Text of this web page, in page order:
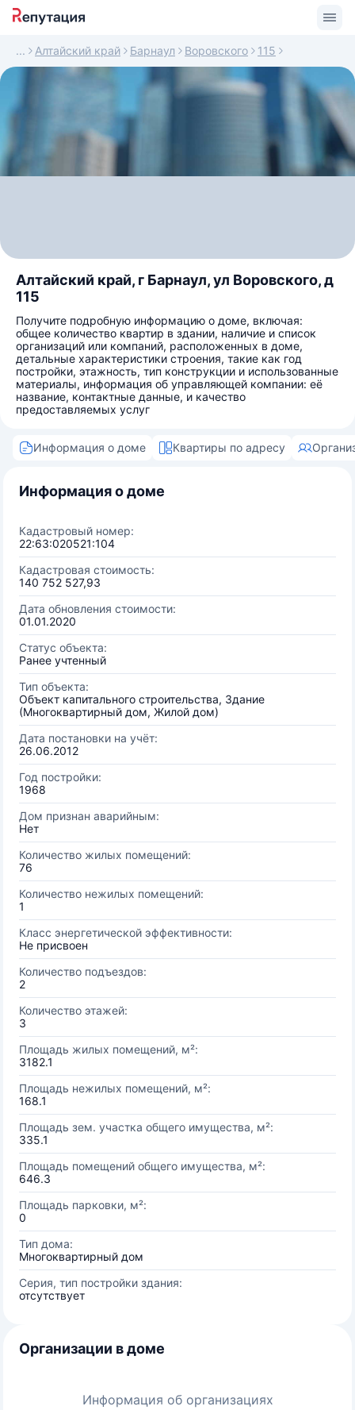
Алтайский край Барнаул Воровского 115
Алтайский край, г Барнаул, ул Воровского, д
115
Получите подробную информацию о доме, включая:
общее количество квартир в здании, наличие и список
организаций или компаний, расположенных в доме,
детальные характеристики строения, такие как год
постройки, этажность, тип конструкции и использованные
материалы, информация об управляющей компании: её
название, контактные данные, и качество
предоставляемых услуг
Информация о доме Квартиры по адресу
Информация о доме
Кадастровый номер:
22:63:020521:104
Кадастровая стоимость:
140 752 527,93
Дата обновления стоимости:
01.01.2020
Статус объекта:
Ранее учтенный
Тип объекта:
Объект капитального строительства, Здание
(Многоквартирный дом, Жилой дом)
Дата постановки на учёт:
26.06.2012
Год постройки:
1968
Дом признан аварийным:
Нет
Количество жилых помещений:
76
Количество нежилых помещений:
1
Класс энергетической эффективности:
Не присвоен
Количество подъездов:
2
Количество этажей:
3
Площадь жилых помещений, м²:
3182.1
Площадь нежилых помещений, м²:
168.1
Площадь зем. участка общего имущества, м²:
335.1
Площадь помещений общего имущества, м²:
646.3
Площадь парковки, м²:
0
Тип дома:
Многоквартирный дом
Серия, тип постройки здания:
отсутствует
Организации в доме
Информация об организациях